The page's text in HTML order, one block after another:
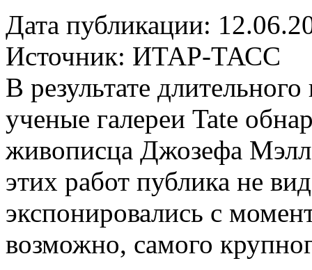
Дата публикации:
Источник: ИТАР-ТАСС
В результате
ученые галереи Tate
живописца Джозефа
этих работ публика не
экспонировались с
возможно, самого